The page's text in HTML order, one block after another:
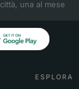
ESPLORA